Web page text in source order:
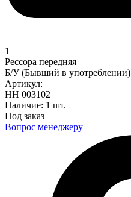
1
Рессора передняя
Б/У (Бывший в употреблении)
Артикул:
НН 003102
Наличие: 1 шт.
Под заказ
Вопрос менеджеру